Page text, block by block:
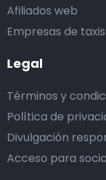
Afiliados web
Empresas de taxis
Legal
Términos y
Política de
Divulgación
Acceso para